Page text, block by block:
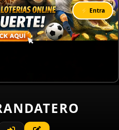
⚡ Entra